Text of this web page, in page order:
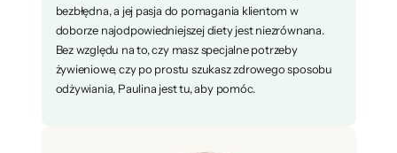
bezbłędna, a jej pasja do pomagania klientom w
doborze najodpowiedniejszej diety jest niezrównana.
Bez względu na to, czy masz specjalne potrzeby
żywieniowe, czy po prostu szukasz zdrowego sposobu
odżywiania, Paulina jest tu, aby pomóc.